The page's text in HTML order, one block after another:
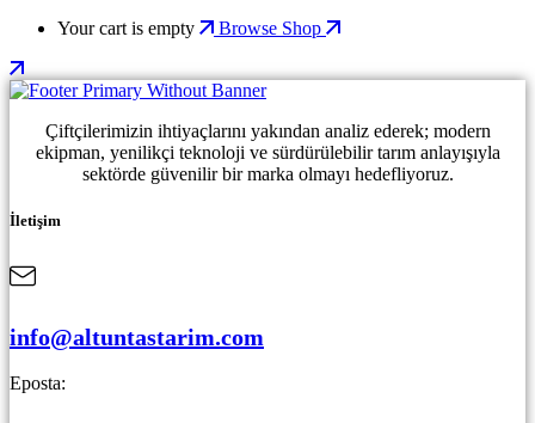
Your cart is empty
Browse Shop
Çiftçilerimizin ihtiyaçlarını yakından analiz ederek; modern
ekipman, yenilikçi teknoloji ve sürdürülebilir tarım anlayışıyla
sektörde güvenilir bir marka olmayı hedefliyoruz.
İletişim
info@altuntastarim.com
Eposta: